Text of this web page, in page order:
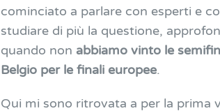
cominciato a parlare con esperti e
studiare di più la questione,
quando non abbiamo vinto le
Belgio per le finali europee.
Qui mi sono ritrovata a per la prima